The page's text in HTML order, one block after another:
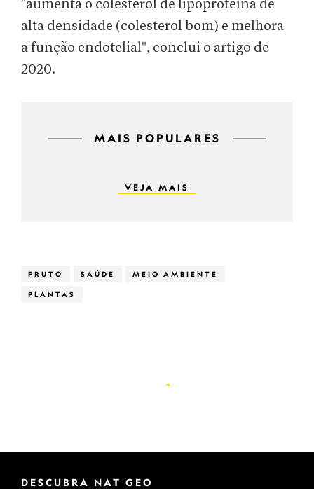
"aumenta o colesterol de lipoproteína de
alta densidade (colesterol bom) e melhora
a função endotelial", conclui o artigo de
2020.
MAIS POPULARES
VEJA MAIS
FRUTO SAÚDE MEIO AMBIENTE
PLANTAS
DESCUBRA NAT GEO